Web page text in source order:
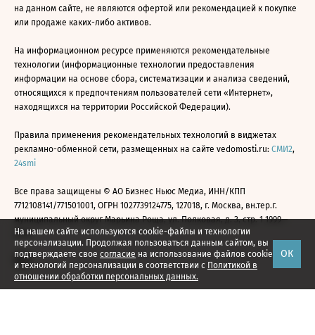
На нашем сайте используются cookie-файлы и технологии
персонализации. Продолжая пользоваться данным сайтом, вы
подтверждаете свое согласие на использование файлов cookie
и технологий персонализации в соответствии с Политикой в
отношении обработки персональных данных.
ОК
на данном сайте, не являются офертой или рекомендацией к покупке
или продаже каких-либо активов.
На информационном ресурсе применяются рекомендательные
технологии (информационные технологии предоставления
информации на основе сбора, систематизации и анализа сведений,
относящихся к предпочтениям пользователей сети «Интернет»,
находящихся на территории Российской Федерации).
Правила применения рекомендательных технологий в виджетах
рекламно-обменной сети, размещенных на сайте vedomosti.ru: СМИ2,
24smi
Все права защищены © АО Бизнес Ньюс Медиа, ИНН/КПП
7712108141/771501001, ОГРН 1027739124775, 127018, г. Москва, вн.тер.г.
муниципальный округ Марьина Роща, ул. Полковая, д. 3, стр. 1 1999—
2026